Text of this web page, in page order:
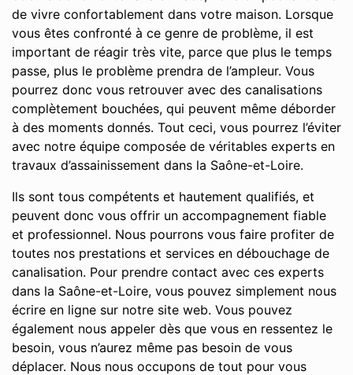
de vivre confortablement dans votre maison. Lorsque
vous êtes confronté à ce genre de problème, il est
important de réagir très vite, parce que plus le temps
passe, plus le problème prendra de l’ampleur. Vous
pourrez donc vous retrouver avec des canalisations
complètement bouchées, qui peuvent même déborder
à des moments donnés. Tout ceci, vous pourrez l’éviter
avec notre équipe composée de véritables experts en
travaux d’assainissement dans la Saône-et-Loire.
Ils sont tous compétents et hautement qualifiés, et
peuvent donc vous offrir un accompagnement fiable
et professionnel. Nous pourrons vous faire profiter de
toutes nos prestations et services en débouchage de
canalisation. Pour prendre contact avec ces experts
dans la Saône-et-Loire, vous pouvez simplement nous
écrire en ligne sur notre site web. Vous pouvez
également nous appeler dès que vous en ressentez le
besoin, vous n’aurez même pas besoin de vous
déplacer. Nous nous occupons de tout pour vous